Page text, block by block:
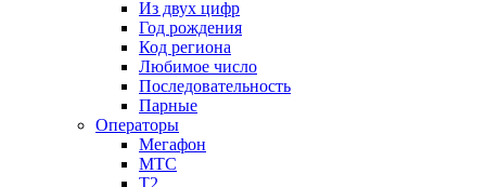
Из двух цифр
Год рождения
Код региона
Любимое число
Последовательность
Парные
Операторы
Мегафон
МТС
Т2